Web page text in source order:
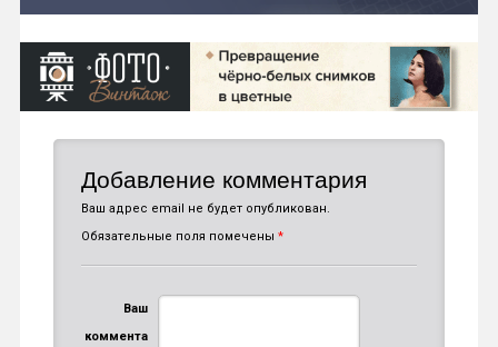
Добавление комментария
Ваш адрес email не будет опубликован.
Обязательные поля помечены *
Ваш
коммента